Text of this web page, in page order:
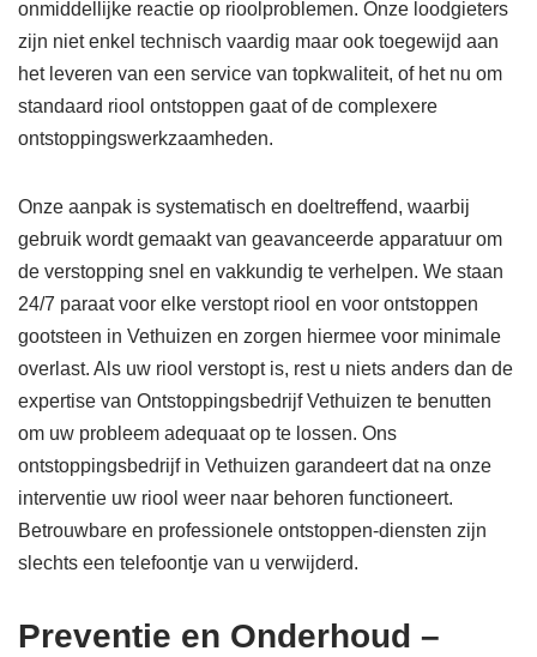
onmiddellijke reactie op rioolproblemen. Onze loodgieters
zijn niet enkel technisch vaardig maar ook toegewijd aan
het leveren van een service van topkwaliteit, of het nu om
standaard riool ontstoppen gaat of de complexere
ontstoppingswerkzaamheden.
Onze aanpak is systematisch en doeltreffend, waarbij
gebruik wordt gemaakt van geavanceerde apparatuur om
de verstopping snel en vakkundig te verhelpen. We staan
24/7 paraat voor elke verstopt riool en voor ontstoppen
gootsteen in Vethuizen en zorgen hiermee voor minimale
overlast. Als uw riool verstopt is, rest u niets anders dan de
expertise van Ontstoppingsbedrijf Vethuizen te benutten
om uw probleem adequaat op te lossen. Ons
ontstoppingsbedrijf in Vethuizen garandeert dat na onze
interventie uw riool weer naar behoren functioneert.
Betrouwbare en professionele ontstoppen-diensten zijn
slechts een telefoontje van u verwijderd.
Preventie en Onderhoud –